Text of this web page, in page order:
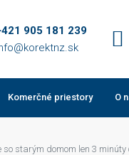
905 181 239
Komerčné priestory O
starým domom len 3 minúty